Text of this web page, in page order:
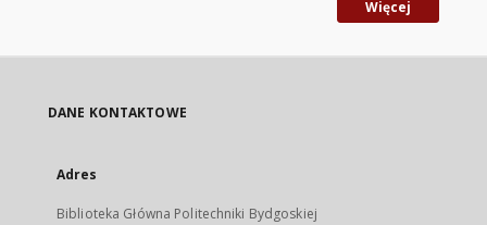
Więcej
DANE KONTAKTOWE
Adres
Biblioteka Główna Politechniki Bydgoskiej